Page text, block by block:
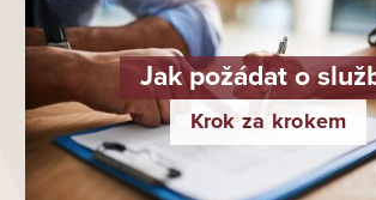
Jak požádat o
Krok za krokem